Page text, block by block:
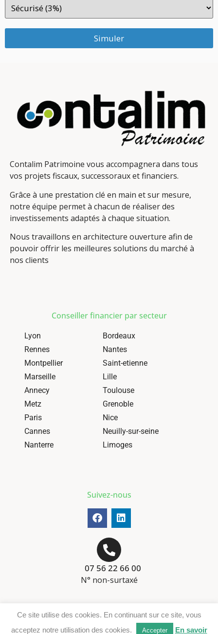
Simuler
Contalim Patrimoine vous accompagnera dans tous
vos projets fiscaux, successoraux et financiers.
Grâce à une prestation clé en main et sur mesure,
notre équipe permet à chacun de réaliser des
investissements adaptés à chaque situation.
Nous travaillons en architecture ouverture afin de
pouvoir offrir les meilleures solutions du marché à
nos clients
Conseiller financier par secteur
Lyon
Bordeaux
Rennes
Nantes
Montpellier
Saint-etienne
Marseille
Lille
Annecy
Toulouse
Metz
Grenoble
Paris
Nice
Cannes
Neuilly-sur-seine
Nanterre
Limoges
Suivez-nous
07 56 22 66 00
N° non-surtaxé
Téléchargement DER
Ce site utilise des cookies. En continuant sur ce site, vous
acceptez notre utilisation des cookies.
Accepter En savoir